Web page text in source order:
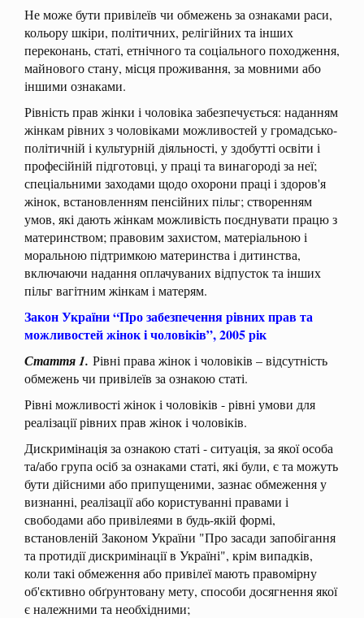
Не може бути привілеїв чи обмежень за ознаками раси,
кольору шкіри, політичних, релігійних та інших
переконань, статі, етнічного та соціального походження,
майнового стану, місця проживання, за мовними або
іншими ознаками.
Рівність прав жінки і чоловіка забезпечується: наданням
жінкам рівних з чоловіками можливостей у громадсько-
політичній і культурній діяльності, у здобутті освіти і
професійній підготовці, у праці та винагороді за неї;
спеціальними заходами щодо охорони праці і здоров'я
жінок, встановленням пенсійних пільг; створенням
умов, які дають жінкам можливість поєднувати працю з
материнством; правовим захистом, матеріальною і
моральною підтримкою материнства і дитинства,
включаючи надання оплачуваних відпусток та інших
пільг вагітним жінкам і матерям.
Закон України “Про забезпечення рівних прав та
можливостей жінок і чоловіків”, 2005 рік
Стаття 1. Рівні права жінок і чоловіків – відсутність
обмежень чи привілеїв за ознакою статі.
Рівні можливості жінок і чоловіків - рівні умови для
реалізації рівних прав жінок і чоловіків.
Дискримінація за ознакою статі - ситуація, за якої особа
та/або група осіб за ознаками статі, які були, є та можуть
бути дійсними або припущеними, зазнає обмеження у
визнанні, реалізації або користуванні правами і
свободами або привілеями в будь-якій формі,
встановленій Законом України "Про засади запобігання
та протидії дискримінації в Україні", крім випадків,
коли такі обмеження або привілеї мають правомірну
об'єктивно обґрунтовану мету, способи досягнення якої
є належними та необхідними;